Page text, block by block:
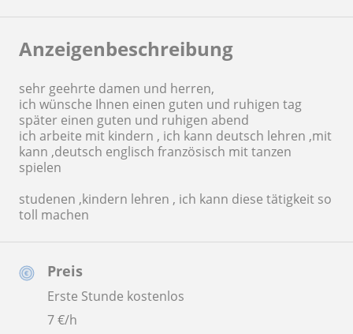
Preis
Erste Stunde kostenlos
7€/h
Anzeigenbeschreibung
sehr geehrte damen und herren,
ich wünsche Ihnen einen guten und ruhigen tag
später einen guten und ruhigen abend
ich arbeite mit kindern , ich kann deutsch lehren ,mit
kann ,deutsch englisch französisch mit tanzen
spielen
studenen ,kindern lehren , ich kann diese tätigkeit so
toll machen